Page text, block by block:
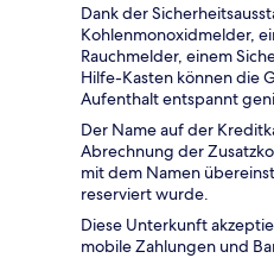
Dank der
Kohlenmonoxidmelder,
Rauchmelder, einem
Hilfe-Kasten können die
Aufenthalt entspannt
Der Name auf der
Abrechnung der
mit dem Namen
reserviert wurde.
Diese Unterkunft
mobile Zahlungen und